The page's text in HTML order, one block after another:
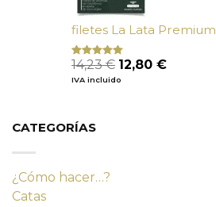
filetes La Lata Premium
Valorado
con
de 5
14,23€ El
precio
12,80 €El
IVA incluido
CATEGORÍAS
¿Cómo hacer…?
Catas